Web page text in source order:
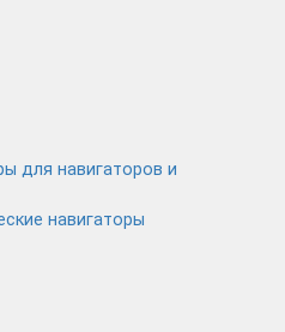
для навигаторов и
навигаторы